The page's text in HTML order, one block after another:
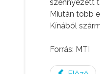
szennyezett
Miután több
Kínából
Forrás: MTI